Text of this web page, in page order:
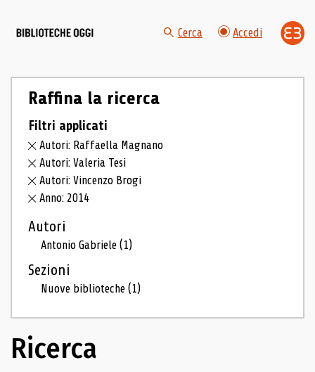
Cerca Accedi
Raffina la ricerca
Filtri applicati
Autori: Raffaella Magnano
Autori: Valeria Tesi
Autori: Vincenzo Brogi
Anno: 2014
Autori
Antonio Gabriele(1)
Sezioni
Nuove biblioteche(1)
Ricerca